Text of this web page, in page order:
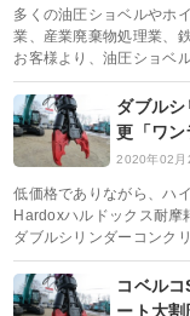
多くの油圧ショベルやホ
業、産業廃棄物処理業、
お客様より、油圧ショベ
ダブル
更「ワン
2020年02月
低価格でありながら、ハ
Hardoxハルドックス耐摩
ダブルシリンダーコンク
コベル
ート大